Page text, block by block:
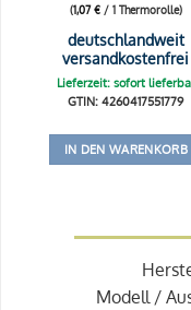
(1,07€/ 1 Thermorolle)
deutschlandweit
versandkostenfrei
Lieferzeit: sofort
GTIN: 4260417551779
IN DEN WARENKORB
Modell /